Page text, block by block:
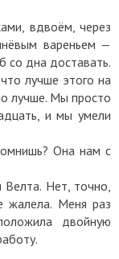
вдвоём, через
вареньем —
со дна доставать.
лучше этого на
лучше. Мы просто
и мы умели
Она нам с
Нет, точно,
жалела. Меня раз
двойную